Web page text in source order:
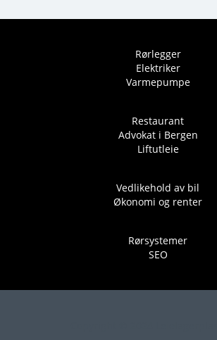
Rørlegger
Elektriker
Varmepumpe
Restaurant
Advokat i Bergen
Liftutleie
Vedlikehold av bil
Økonomi og renter
Rørsystemer
SEO